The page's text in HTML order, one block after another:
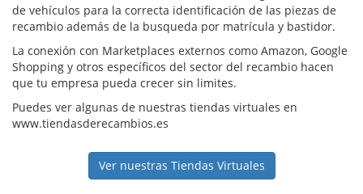
de vehículos para la correcta identificación de las piezas de
recambio además de la busqueda por matrícula y bastidor.
La conexión con Marketplaces externos como Amazon, Google
Shopping y otros específicos del sector del recambio hacen
que tu empresa pueda crecer sin limites.
Puedes ver algunas de nuestras tiendas virtuales en
www.tiendasderecambios.es
Ver nuestras Tiendas Virtuales